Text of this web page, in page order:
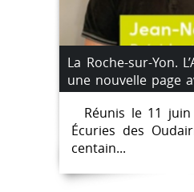
La Roche-sur-Yon.
une nouvelle page
président
Réunis le 11 juin
Écuries des
centain...